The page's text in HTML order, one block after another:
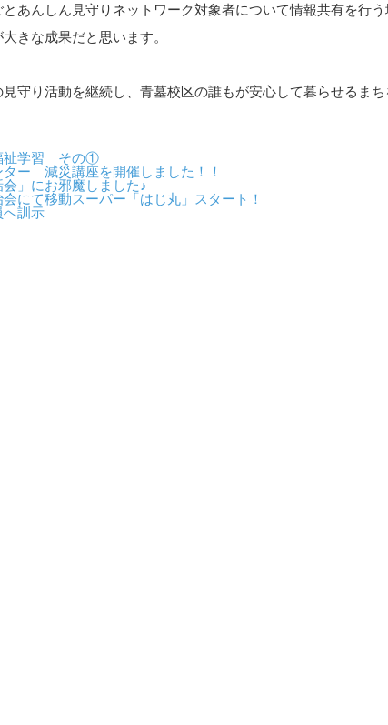
あんしん見守りネットワーク対象者について情報共有を行
きな成果だと思います。
守り活動を継続し、青墓校区の誰もが安心して暮らせるまち
祉学習 その①
ター 減災講座を開催しました！！
」にお邪魔しました♪
にて移動スーパー「はじ丸」スタート！
訓示